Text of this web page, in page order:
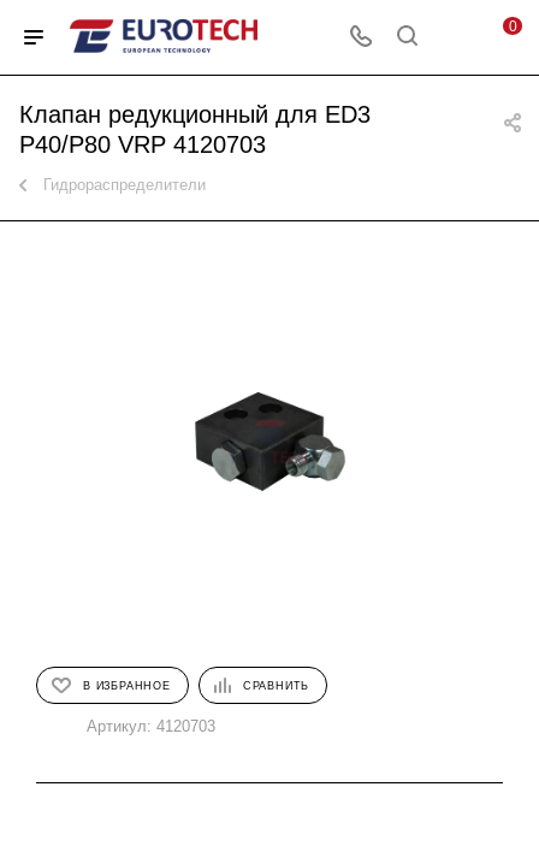
0
Клапан редукционный для ED3
P40/P80 VRP 4120703
Гидрораспределители
В ИЗБРАННОЕ СРАВНИТЬ
Артикул: 4120703